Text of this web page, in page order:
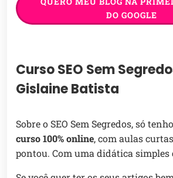
DO GOOGLE
Curso SEO Sem
Gislaine Batista
Sobre o SEO Sem Segredos, só
curso 100% online, com aulas
pontou. Com uma didática simples